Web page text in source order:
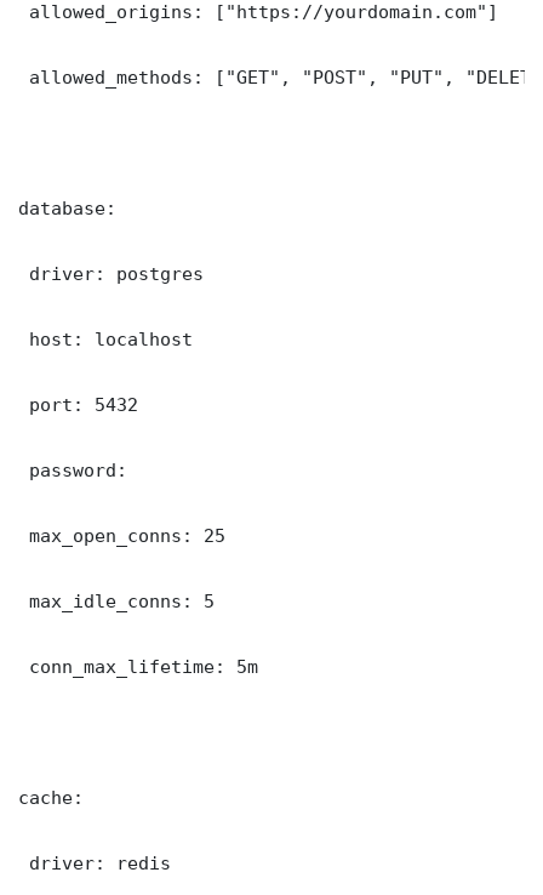
allowed_origins: ["https://yourdomain.com"]
allowed_methods: ["GET", "POST", "PUT",
database:
driver: postgres
host: localhost
port: 5432
password:
max_open_conns: 25
max_idle_conns: 5
conn_max_lifetime: 5m
cache:
driver: redis